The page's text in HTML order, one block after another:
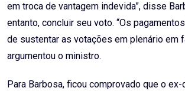
em troca de vantagem indevida”, disse
entanto, concluir seu voto. “Os
de sustentar as votações em plenário em
argumentou o ministro.
Para Barbosa, ficou comprovado que o